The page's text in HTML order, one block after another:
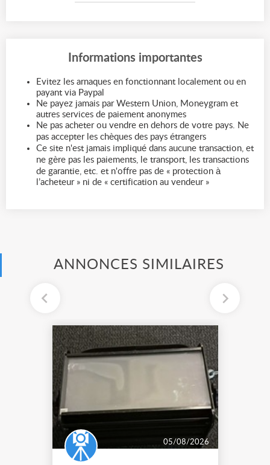
Informations importantes
Evitez les arnaques en fonctionnant localement ou en
payant via Paypal
Ne payez jamais par Western Union, Moneygram et
autres services de paiement anonymes
Ne pas acheter ou vendre en dehors de votre pays. Ne
pas accepter les chèques des pays étrangers
Ce site n'est jamais impliqué dans aucune transaction, et
ne gère pas les paiements, le transport, les transactions
de garantie, etc. et n'offre pas de « protection à
l’acheteur » ni de « certification au vendeur »
ANNONCES SIMILAIRES
05/08/2026